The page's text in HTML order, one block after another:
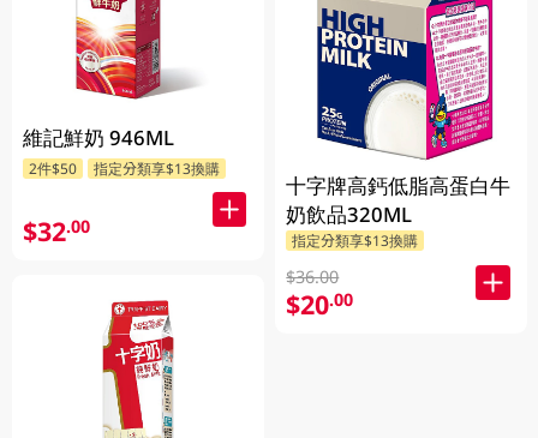
維記鮮奶 946ML
2件$50 指定分類享$13換購
$32.00
十字牌高鈣低脂高蛋白牛
奶飲品320ML
指定分類享$13換購
$36.00
$20.00